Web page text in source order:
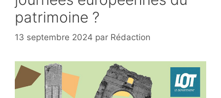
patrimoine ?
13 septembre 2024 par Rédaction